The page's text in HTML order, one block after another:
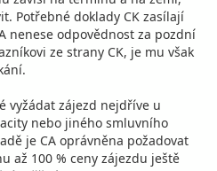
Potřebné doklady CK zasílají
nenese odpovědnost za pozdní
ze strany CK, je mu však
vyžádat zájezd nejdříve u
nebo jiného smluvního
je CA oprávněna požadovat
až 100 % ceny zájezdu ještě